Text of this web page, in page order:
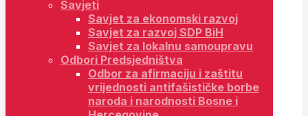
Savjeti
Savjet za ekonomski razvoj
Savjet za razvoj SDP BiH
Savjet za lokalnu samoupravu
Odbori Predsjedništva
Odbor za afirmaciju i zaštitu
vrijednosti antifašističke borbe
naroda i narodnosti Bosne i